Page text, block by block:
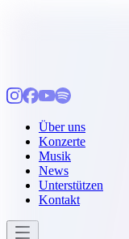
Über uns
Konzerte
Musik
News
Unterstützen
Kontakt